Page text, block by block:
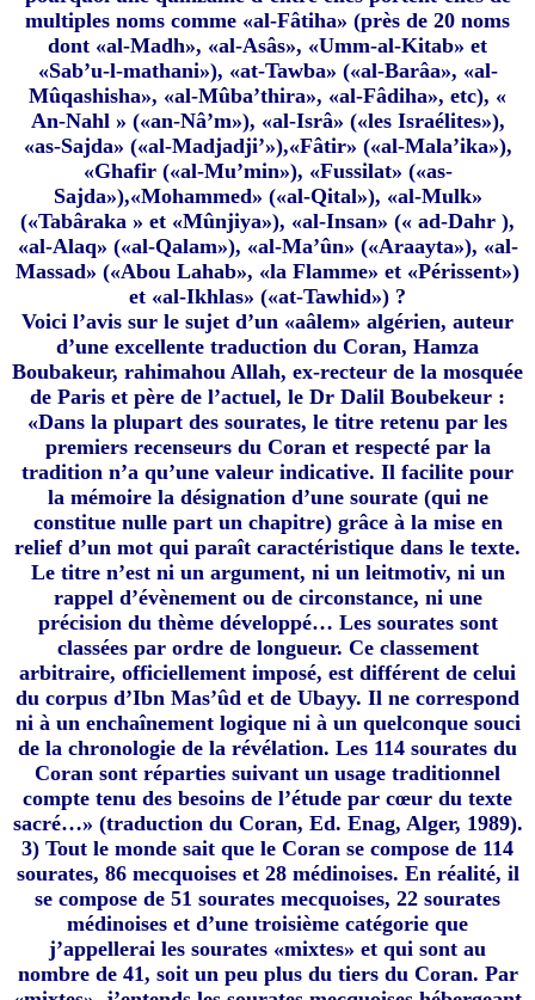
multiples noms comme «al-Fâtiha» (près de 20 noms
dont «al-Madh», «al-Asâs», «Umm-al-Kitab» et
«Sab’u-l-mathani»), «at-Tawba» («al-Barâa», «al-
Mûqashisha», «al-Mûba’thira», «al-Fâdiha», etc), «
An-Nahl » («an-Nâ’m»), «al-Isrâ» («les Israélites»),
«as-Sajda» («al-Madjadji’»),«Fâtir» («al-Mala’ika»),
«Ghafir («al-Mu’min»), «Fussilat» («as-
Sajda»),«Mohammed» («al-Qital»), «al-Mulk»
(«Tabâraka » et «Mûnjiya»), «al-Insan» (« ad-Dahr ),
«al-Alaq» («al-Qalam»), «al-Ma’ûn» («Araayta»), «al-
Massad» («Abou Lahab», «la Flamme» et «Périssent»)
et «al-Ikhlas» («at-Tawhid») ?
Voici l’avis sur le sujet d’un «aâlem» algérien, auteur
d’une excellente traduction du Coran, Hamza
Boubakeur, rahimahou Allah, ex-recteur de la mosquée
de Paris et père de l’actuel, le Dr Dalil Boubekeur :
«Dans la plupart des sourates, le titre retenu par les
premiers recenseurs du Coran et respecté par la
tradition n’a qu’une valeur indicative. Il facilite pour
la mémoire la désignation d’une sourate (qui ne
constitue nulle part un chapitre) grâce à la mise en
relief d’un mot qui paraît caractéristique dans le texte.
Le titre n’est ni un argument, ni un leitmotiv, ni un
rappel d’évènement ou de circonstance, ni une
précision du thème développé… Les sourates sont
classées par ordre de longueur. Ce classement
arbitraire, officiellement imposé, est différent de celui
du corpus d’Ibn Mas’ûd et de Ubayy. Il ne correspond
ni à un enchaînement logique ni à un quelconque souci
de la chronologie de la révélation. Les 114 sourates du
Coran sont réparties suivant un usage traditionnel
compte tenu des besoins de l’étude par cœur du texte
sacré…» (traduction du Coran, Ed. Enag, Alger, 1989).
3) Tout le monde sait que le Coran se compose de 114
sourates, 86 mecquoises et 28 médinoises. En réalité, il
se compose de 51 sourates mecquoises, 22 sourates
médinoises et d’une troisième catégorie que
j’appellerai les sourates «mixtes» et qui sont au
nombre de 41, soit un peu plus du tiers du Coran. Par